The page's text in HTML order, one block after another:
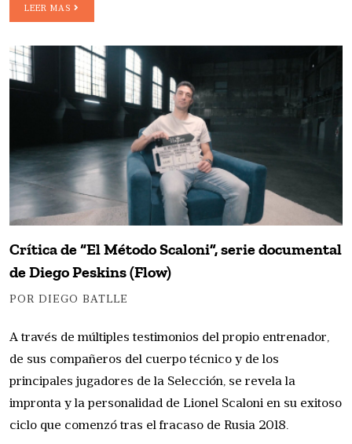
LEER MAS
Crítica de “El Método Scaloni”, serie documental
de Diego Peskins (Flow)
POR DIEGO BATLLE
A través de múltiples testimonios del propio entrenador,
de sus compañeros del cuerpo técnico y de los
principales jugadores de la Selección, se revela la
impronta y la personalidad de Lionel Scaloni en su exitoso
ciclo que comenzó tras el fracaso de Rusia 2018.